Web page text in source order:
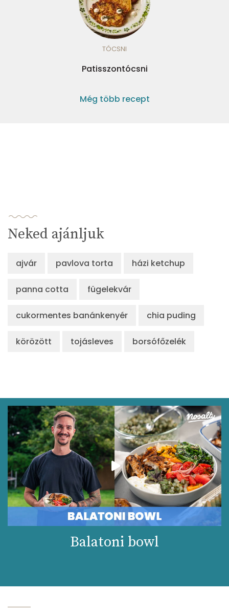
TÓCSNI
Patisszontócsni
Még több recept
Neked ajánljuk
ajvár pavlova torta házi ketchup
panna cotta fügelekvár
cukormentes banánkenyér chia puding
körözött tojásleves borsófőzelék
Balatoni bowl